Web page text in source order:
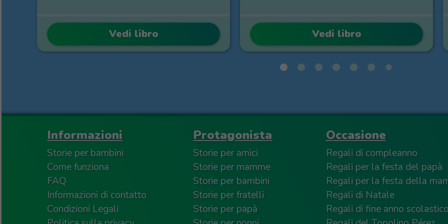
Vedi libro Vedi libro
Informazioni
Storie per bambini
Come funziona
FAQ
Informazioni di contatto
Condizioni Legali
Protagonista
Storie per amici
Storie per mamme
Storie per bambini
Storie per fratelli
Storie per papà
Occasione
Regali di compleanno
Regali per la festa del papà
Regali per la festa della
Regali di Natale
Regali di fine anno